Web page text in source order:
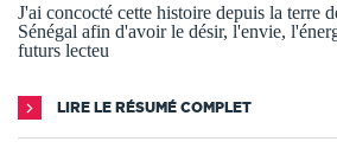
J'ai concocté cette histoire depuis la terre
Sénégal afin d'avoir le désir, l'envie,
futurs lecteu
LIRE LE RÉSUMÉ COMPLET